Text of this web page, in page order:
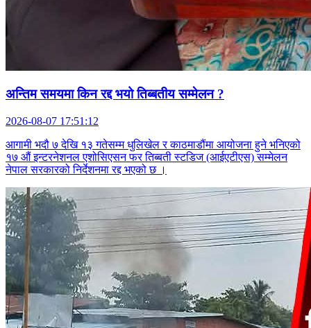
अन्तिम समयमा किन रद्द भयो तिब्बतीय सम्मेलन ?
2026-08-07 17:51:12
आगामी भदौ ७ देखि १३ गतेसम्म धुलिखेल र काठमाडौंमा आयोजना हुने भनिएको
१७ औं इन्टरनेशनल एशोसिएसन फर तिब्बती स्टडिज (आईएटीएस) सम्मेलन
नेपाल सरकारको निर्देशनमा रद्द भएको छ ।